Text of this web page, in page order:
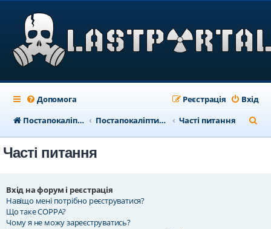
Допомога Вхід
Реєстрація
Постапокаліптичний портал
Постапокаліптичний форум Часті питання
о
Часті питання
Вхід на форум і реєстрація
Навіщо мені потрібно реєструватися?
Що таке COPPA?
Чому я не можу зареєструватись?